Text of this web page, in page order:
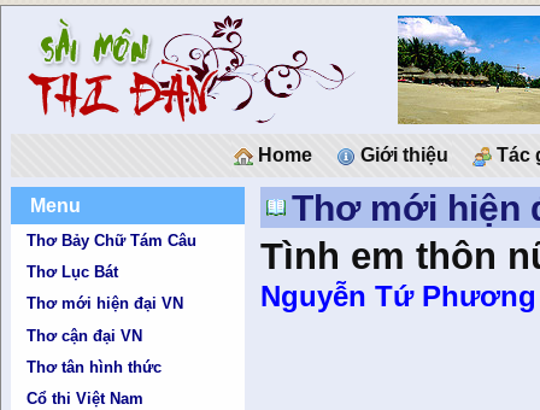
Home Giới thiệu Tác
Menu
Thơ Bảy Chữ Tám Câu
Thơ Lục Bát
Thơ mới hiện đại VN
Thơ cận đại VN
Thơ tân hình thức
Cổ thi Việt Nam
Thơ mới hiện
Tình em thôn
Nguyễn Tứ Phương